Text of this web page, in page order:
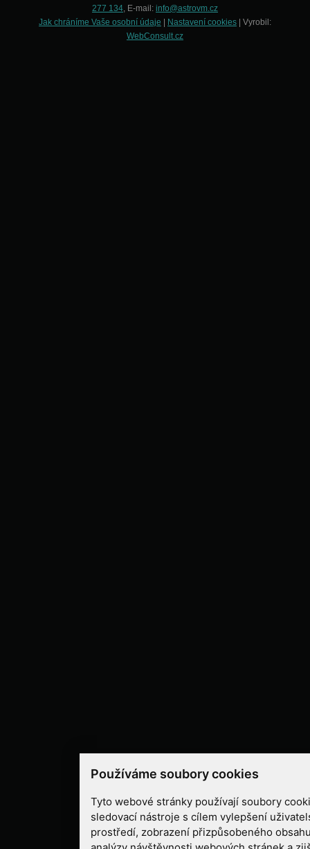
Používáme soubory cookies
Tyto webové stránky používají soubory
sledovací nástroje s cílem vylepšení
prostředí, zobrazení přizpůsobeného
277 134, E-mail: info@astrovm.cz
Jak chráníme Vaše osobní údaje
Nastavení cookies | Vyrobil:
WebConsult.cz